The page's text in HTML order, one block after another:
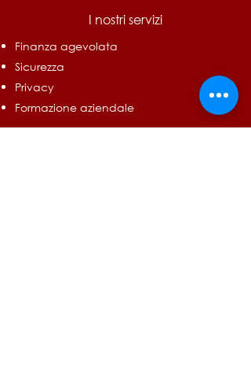
I nostri servizi
Finanza agevolata
Sicurezza
Privacy
Formazione aziendale